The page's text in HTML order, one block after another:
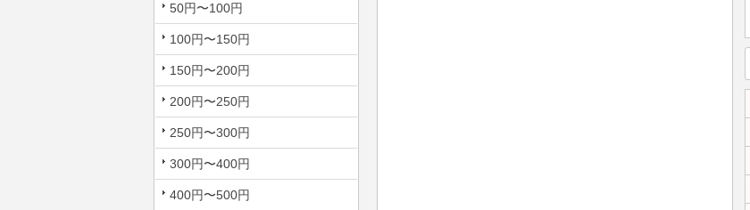
50円〜100円
100円〜150円
150円〜200円
200円〜250円
250円〜300円
300円〜400円
400円〜500円